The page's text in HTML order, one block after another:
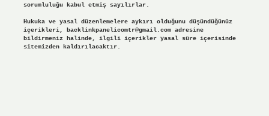
sorumluluğu kabul etmiş sayılırlar.
Hukuka ve yasal düzenlemelere aykırı olduğunu düşündüğünüz
içerikleri, backlinkpanelicomtr@gmail.comadresine
bildirmeniz halinde, ilgili içerikler yasal süre içerisinde
sitemizden kaldırılacaktır.